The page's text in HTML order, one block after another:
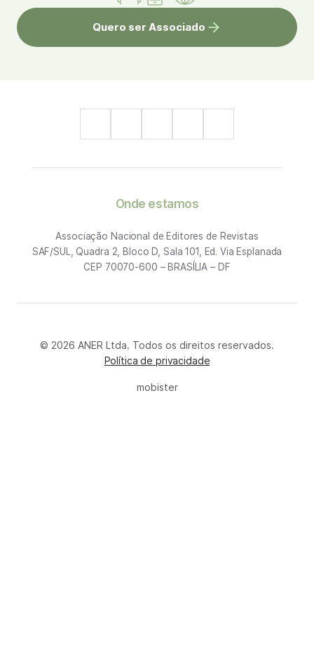
Quero ser Associado
Onde estamos
Associação Nacional de Editores de Revistas
SAF/SUL, Quadra 2, Bloco D, Sala 101, Ed. Via Esplanada
CEP 70070-600 – BRASÍLIA – DF
© 2026 ANER Ltda. Todos os direitos reservados.
Política de privacidade
mobister